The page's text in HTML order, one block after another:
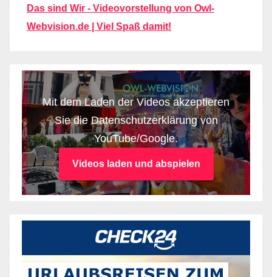
Das sind Wir - Videovorstellung von Owl-
Webvision.de | Viel Spaß damit!
Mit dem Laden der Videos akzeptieren
Sie die Datenschutzerklärung von
YouTube/Google.
Videos laden und abspielen